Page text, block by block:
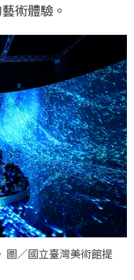
術體驗。
圖／國立臺灣美術館提